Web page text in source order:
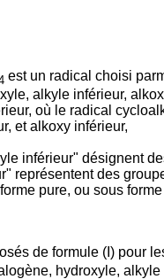
est un radical choisi
alkyle inférieur,
où le radical
et alkoxy inférieur,
inférieur" désignent
représentent des
pure, ou sous
de formule (I) pour
hydroxyle,